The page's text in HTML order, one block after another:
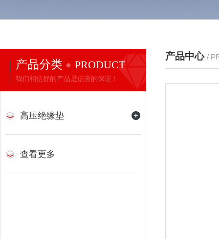
产品分类 PRODUCT
我们相信好的产品是信誉的保证！
高压绝缘垫
查看更多
产品中心 /